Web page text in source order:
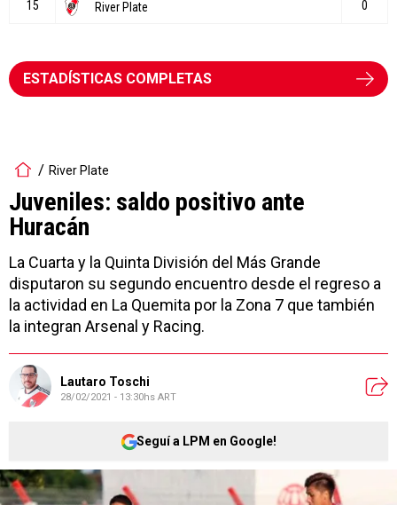
ESTADÍSTICAS COMPLETAS
River Plate
Juveniles: saldo positivo ante
Huracán
La Cuarta y la Quinta División del Más Grande
disputaron su segundo encuentro desde el regreso a
la actividad en La Quemita por la Zona 7 que también
la integran Arsenal y Racing.
Lautaro Toschi
28/02/2021 - 13:30hs ART
Seguí a LPM en Google!